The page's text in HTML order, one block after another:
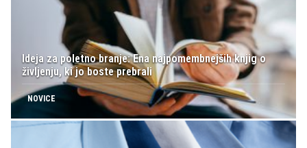
Ideja za poletno branje: Ena najpomembnejših knjig o
življenju, ki jo boste prebrali
NOVICE